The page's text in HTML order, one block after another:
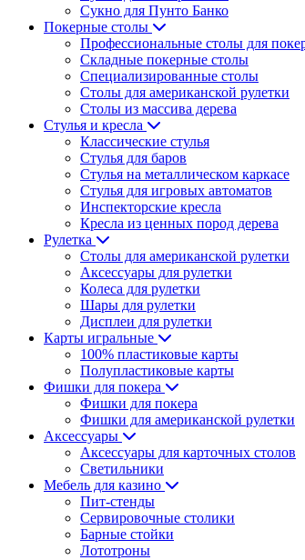
Сукно для Пунто Банко
Покерные столы
Профессиональные столы для
Складные покерные столы
Специализированные столы
Столы для американской рулетки
Столы из массива дерева
Стулья и кресла
Классические стулья
Стулья для баров
Стулья на металлическом каркасе
Стулья для игровых автоматов
Инспекторские кресла
Кресла из ценных пород дерева
Рулетка
Столы для американской рулетки
Аксессуары для рулетки
Колеса для рулетки
Шары для рулетки
Дисплеи для рулетки
Карты игральные
100% пластиковые карты
Полупластиковые карты
Фишки для покера
Фишки для покера
Фишки для американской рулетки
Аксессуары
Аксессуары для карточных столов
Светильники
Мебель для казино
Пит-стенды
Сервировочные столики
Барные стойки
Лототроны